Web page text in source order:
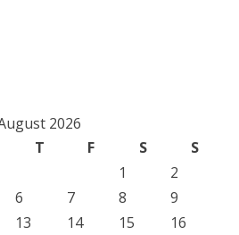
2026
T F S
S
1
2
6 7 8
9
13 14 15 16